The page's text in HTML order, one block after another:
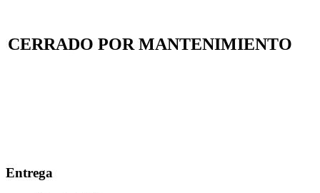
CERRADO POR MANTENIMIENTO
Entrega